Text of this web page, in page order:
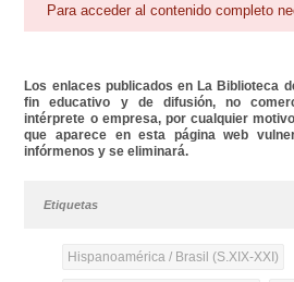
Para acceder al contenido completo
Los enlaces publicados en La Biblioteca
fin educativo y de difusión, no
intérprete o empresa, por cualquier
que aparece en esta página web
infórmenos y se eliminará.
Etiquetas
Hispanoamérica / Brasil (S.XIX-XXI)